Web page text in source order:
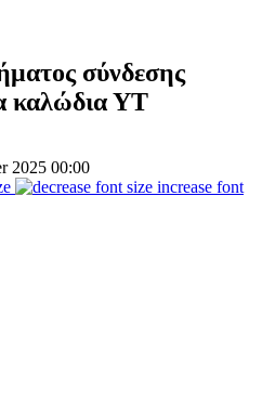
σύνδεσης
καλώδια ΥΤ
2025 00:00
increase font